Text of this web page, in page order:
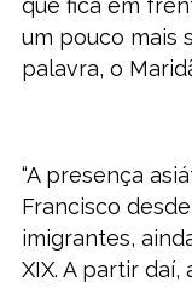
que fica em
um pouco mais
palavra, o
“A presença
Francisco
imigrantes,
XIX. A partir